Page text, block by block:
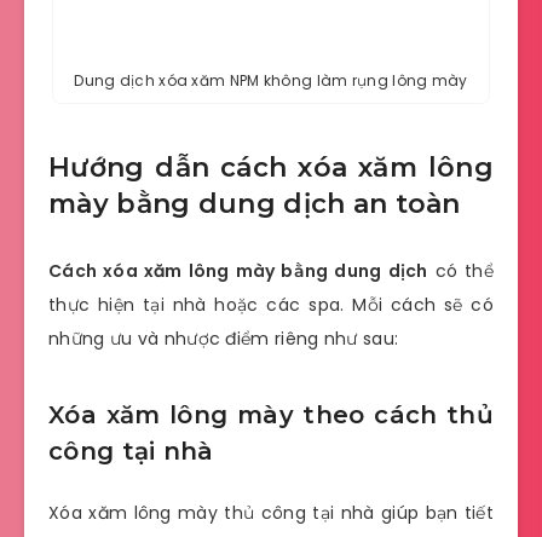
Dung dịch xóa xăm NPM không làm rụng lông mày
Hướng dẫn cách xóa xăm lông
mày bằng dung dịch an toàn
Cách xóa xăm lông mày bằng dung dịch có thể
thực hiện tại nhà hoặc các spa. Mỗi cách sẽ có
những ưu và nhược điểm riêng như sau:
Xóa xăm lông mày theo cách thủ
công tại nhà
Xóa xăm lông mày thủ công tại nhà giúp bạn tiết